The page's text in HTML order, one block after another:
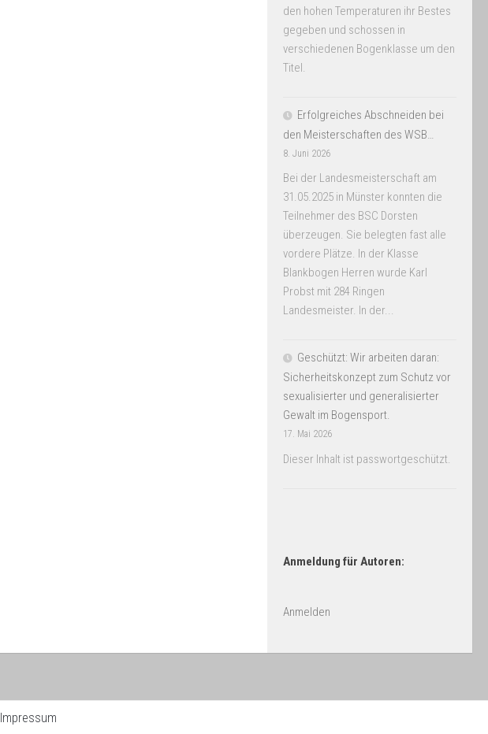
den hohen Temperaturen ihr Bestes
gegeben und schossen in
verschiedenen Bogenklasse um den
Titel.
Erfolgreiches Abschneiden bei
den Meisterschaften des WSB…
8. Juni 2026
Bei der Landesmeisterschaft am
31.05.2025 in Münster konnten die
Teilnehmer des BSC Dorsten
überzeugen. Sie belegten fast alle
vordere Plätze. In der Klasse
Blankbogen Herren wurde Karl
Probst mit 284 Ringen
Landesmeister. In der...
Geschützt: Wir arbeiten daran:
Sicherheitskonzept zum Schutz vor
sexualisierter und generalisierter
Gewalt im Bogensport.
17. Mai 2026
Dieser Inhalt ist passwortgeschützt.
Anmeldung für Autoren:
Anmelden
Impressum